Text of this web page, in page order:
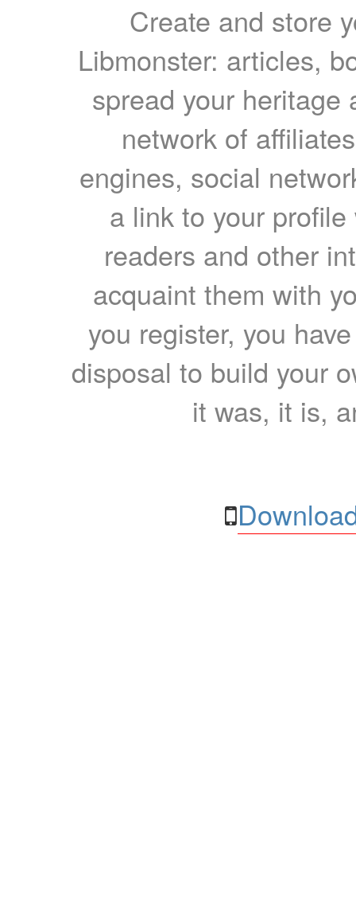
Create and store
Libmonster: articles,
spread your heritage
network of
engines, social
a link to your
readers and other
acquaint them with
you register, you
disposal to build your
it was, it is,